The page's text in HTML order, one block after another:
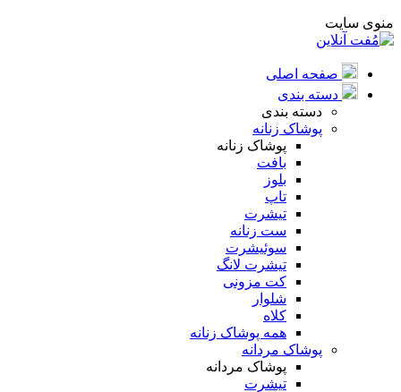
منوی سایت
صفحه اصلی
دسته بندی
دسته بندی
پوشاک زنانه
پوشاک زنانه
بافت
بلوز
تاپ
تیشرت
ست زنانه
سوئیشرت
تیشرت لانگ
کت مزونی
شلوار
کلاه
همه پوشاک زنانه
پوشاک مردانه
پوشاک مردانه
تیشرت